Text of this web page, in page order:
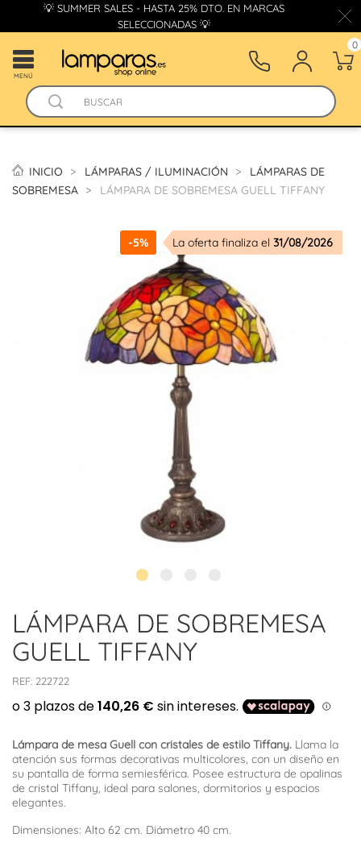
💡 SUMMER SALES - HASTA 25% DTO. EN MARCAS
SELECCIONADAS 💡
MENÚ
0
INICIO LÁMPARAS / ILUMINACIÓN
LÁMPARAS DE
SOBREMESA
LÁMPARA DE SOBREMESA GUELL TIFFANY
-5% La oferta finaliza el 31/08/2026
LÁMPARA DE SOBREMESA
GUELL TIFFANY
REF: 222722
Lámpara de mesa Guell con cristales de estilo Tiffany. Llama la
atención sus formas decorativas multicolores, con un diseño en
su pantalla de forma semiesférica. Posee estructura de opalinas
de cristal Tiffany, ideal para salones, dormitorios y espacios
elegantes.
Dimensiones: Alto 62 cm. Diámetro 40 cm.